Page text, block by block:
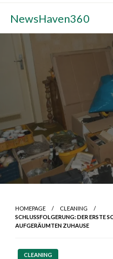
Skip
content
NewsHaven360
HOMEPAGE
CLEANING
SCHLUSSFOLGERUNG: DER ERSTE
AUFGERÄUMTEN ZUHAUSE
CLEANING